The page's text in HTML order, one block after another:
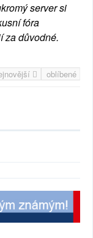
server si
fóra
za důvodné.
oblíbené